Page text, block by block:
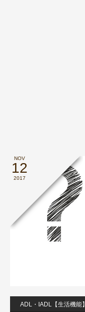
NOV
12
2017
ADL・IADL【生活機能】